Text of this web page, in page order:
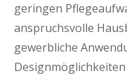
geringen
anspruchsvolle
gewerbliche